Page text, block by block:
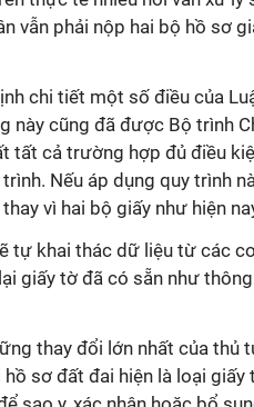
vẫn phải nộp hai bộ hồ sơ
chi tiết một số điều của
này cũng đã được Bộ trình
tất cả trường hợp đủ điều
Nếu áp dụng quy trình
vì hai bộ giấy như hiện
tự khai thác dữ liệu từ các
giấy tờ đã có sẵn như
thay đổi lớn nhất của thủ
sơ đất đai hiện là loại